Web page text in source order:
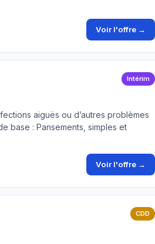
Voir l'offre →
Intérim
aiguës ou d’autres problèmes
base : Pansements, simples et
Voir l'offre →
CDD